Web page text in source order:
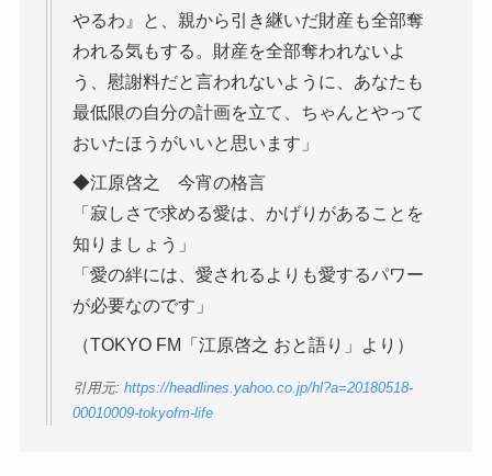
やるわ』と、親から引き継いだ財産も全部奪
われる気もする。財産を全部奪われないよ
う、慰謝料だと言われないように、あなたも
最低限の自分の計画を立て、ちゃんとやって
おいたほうがいいと思います」
◆江原啓之 今宵の格言
「寂しさで求める愛は、かげりがあることを
知りましょう」
「愛の絆には、愛されるよりも愛するパワー
が必要なのです」
（TOKYO FM「江原啓之 おと語り」より）
引用元: https://headlines.yahoo.co.jp/hl?a=20180518-
00010009-tokyofm-life